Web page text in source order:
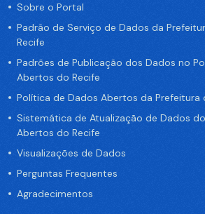
Sobre o Portal
Padrão de Serviço de Dados da
Recife
Padrões de Publicação dos Dados no
Abertos do Recife
Política de Dados Abertos da Prefeitura
Sistemática de Atualização de Dados
Abertos do Recife
Visualizações de Dados
Perguntas Frequentes
Agradecimentos